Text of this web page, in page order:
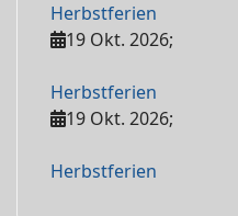
Herbstferien
19 Okt. 2026;
Herbstferien
19 Okt. 2026;
Herbstferien